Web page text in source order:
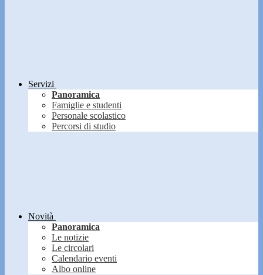
Servizi
Panoramica
Famiglie e studenti
Personale scolastico
Percorsi di studio
Novità
Panoramica
Le notizie
Le circolari
Calendario eventi
Albo online